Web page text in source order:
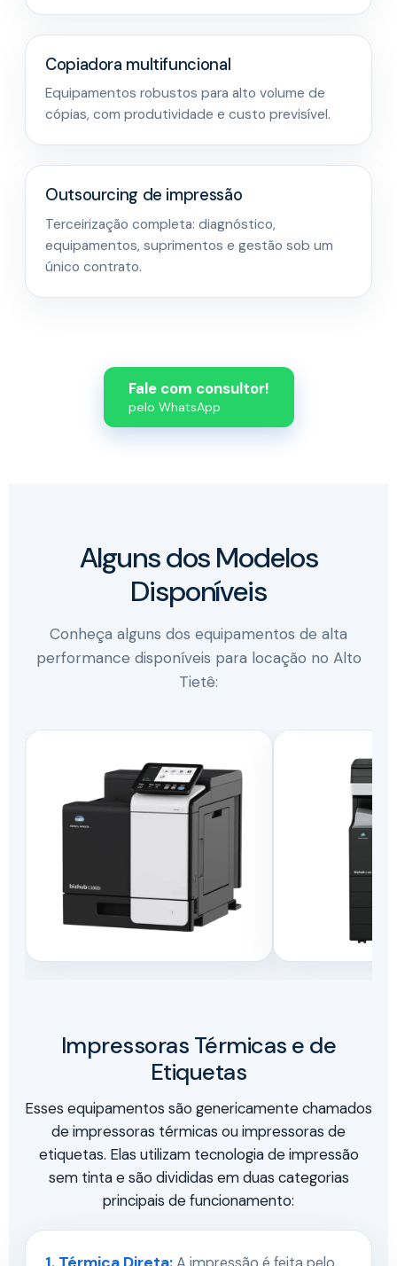
Copiadora multifuncional
Equipamentos robustos para alto volume de
cópias, com produtividade e custo previsível.
Outsourcing de impressão
Terceirização completa: diagnóstico,
equipamentos, suprimentos e gestão sob um
único contrato.
Fale com consultor!
pelo WhatsApp
Alguns dos Modelos
Disponíveis
Conheça alguns dos equipamentos de alta
performance disponíveis para locação no Alto
Tietê:
Impressoras Térmicas e de
Etiquetas
Esses equipamentos são genericamente chamados
de impressoras térmicas ou impressoras de
etiquetas. Elas utilizam tecnologia de impressão
sem tinta e são divididas em duas categorias
principais de funcionamento: